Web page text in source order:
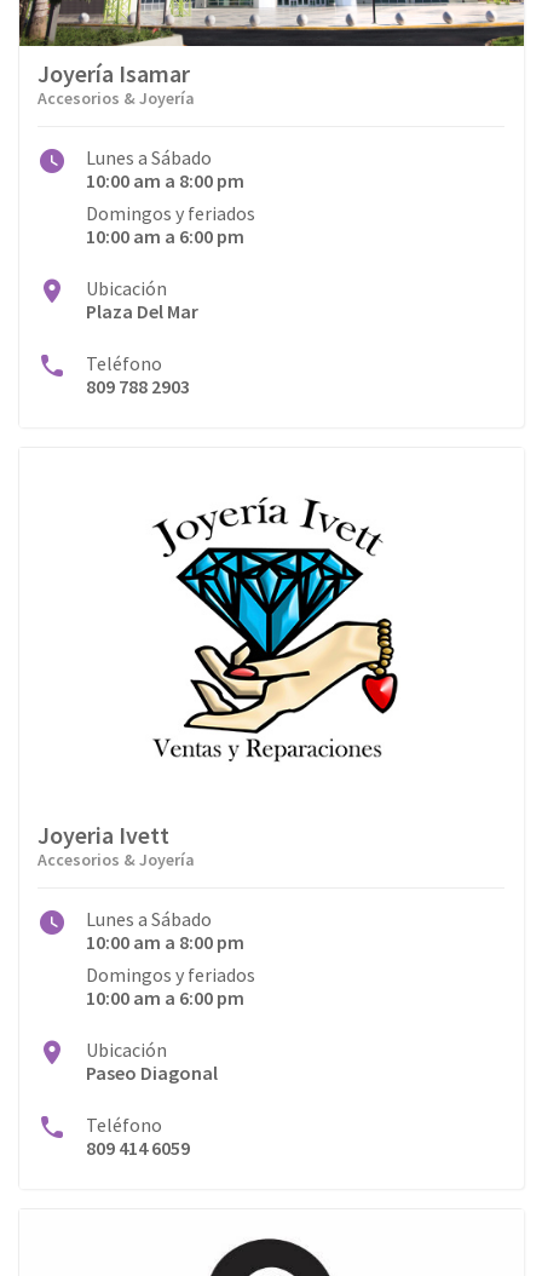
Joyería Isamar
Accesorios & Joyería
Lunes a Sábado
10:00 am a 8:00 pm
Domingos y feriados
10:00 am a 6:00 pm
Ubicación
Plaza Del Mar
Teléfono
809 788 2903
Joyeria Ivett
Accesorios & Joyería
Lunes a Sábado
10:00 am a 8:00 pm
Domingos y feriados
10:00 am a 6:00 pm
Ubicación
Paseo Diagonal
Teléfono
809 414 6059